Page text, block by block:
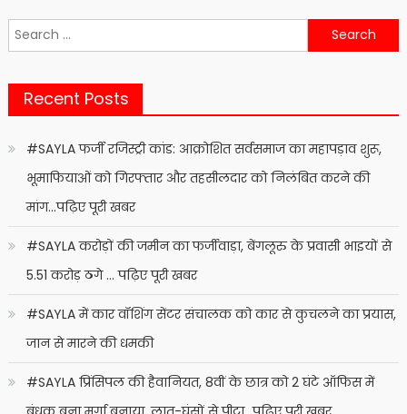
Search
for:
Recent Posts
#SAYLA फर्जी रजिस्ट्री कांड: आक्रोशित सर्वसमाज का महापड़ाव शुरू,
भूमाफियाओं को गिरफ्तार और तहसीलदार को निलंबित करने की
मांग…पढ़िए पूरी खबर
#SAYLA करोड़ों की जमीन का फर्जीवाड़ा, बेंगलूरु के प्रवासी भाइयों से
5.51 करोड़ ठगे … पढ़िए पूरी खबर
#SAYLA में कार वॉशिंग सेंटर संचालक को कार से कुचलने का प्रयास,
जान से मारने की धमकी
#SAYLA प्रिंसिपल की हैवानियत, 8वीं के छात्र को 2 घंटे ऑफिस में